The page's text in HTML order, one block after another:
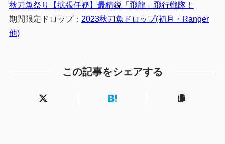
秋刀魚祭り【拡張任務】最精鋭「飛龍」飛行戦隊！
期間限定ドロップ： 2023秋刀魚ドロップ(初月・Ranger
他)
この記事をシェアする